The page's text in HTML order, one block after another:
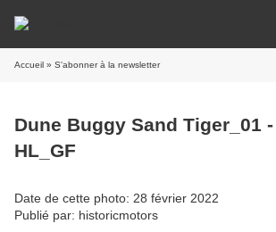
Accueil » S'abonner à la newsletter
Dune Buggy Sand Tiger_01
HL_GF
Date de cette photo: 28 février 2022
Publié par: historicmotors